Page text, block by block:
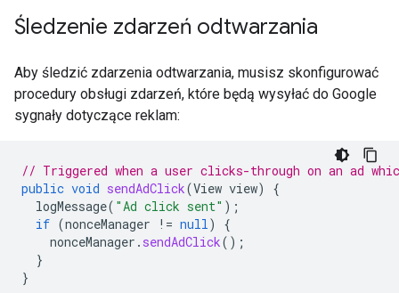
Śledzenie zdarzeń odtwarzania
Aby śledzić zdarzenia odtwarzania, musisz skonfigurować
procedury obsługi zdarzeń, które będą wysyłać do Google
sygnały dotyczące reklam:
// Triggered when a user clicks-through on an ad
public void sendAdClick(View view)
{
logMessage( "Ad click sent" );
if (nonceManager != null)
{
nonceManager . sendAdClick();
}
}